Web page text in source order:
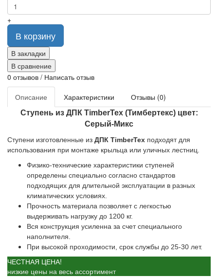
+
В корзину
В закладки
В сравнение
0 отзывов / Написать отзыв
Описание Характеристики Отзывы (0)
Ступень из ДПК TimberTex (Тимбертекс) цвет:
Серый-Микс
Ступени изготовленные из ДПК TimberTex подходят для
использования при монтаже крыльца или уличных лестниц.
Физико-технические характеристики ступеней
определены специально согласно стандартов
подходящих для длительной эксплуатации в разных
климатических условиях.
Прочность материала позволяет с легкостью
выдерживать нагрузку до 1200 кг.
Вся конструкция усиленна за счет специального
наполнителя.
При высокой проходимости, срок службы до 25-30 лет.
ЧЕСТНАЯ ЦЕНА!
низкие цены на весь ассортимент